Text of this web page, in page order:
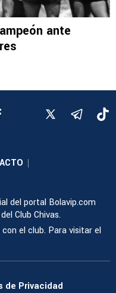
ante
|
del portal Bolavip.com
Club Chivas.
el club. Para visitar el
de Privacidad